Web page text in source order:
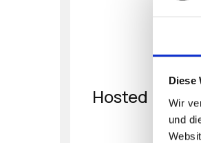
Diese
Wir
und
Hosted By